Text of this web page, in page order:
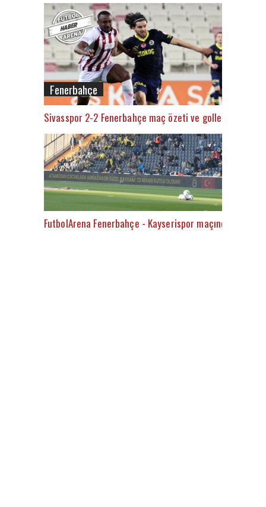
Fenerbahçe
Sivasspor 2-2 Fenerbahçe maç özeti ve golleri (İZLE)
FutbolArena Fenerbahçe - Kayserispor maçında